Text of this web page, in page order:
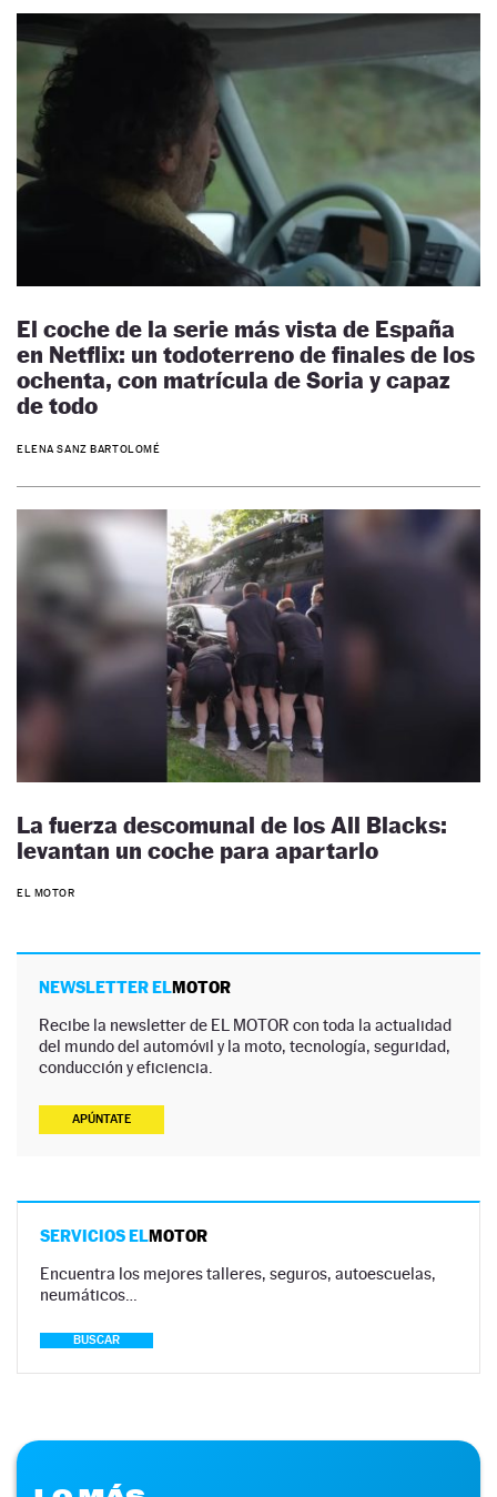
El coche de la serie más vista de España
en Netflix: un todoterreno de finales de los
ochenta, con matrícula de Soria y capaz
de todo
ELENA SANZ BARTOLOMÉ
La fuerza descomunal de los All Blacks:
levantan un coche para apartarlo
EL MOTOR
NEWSLETTER ELMOTOR
Recibe la newsletter de EL MOTOR con toda la actualidad
del mundo del automóvil y la moto, tecnología, seguridad,
conducción y eficiencia.
APÚNTATE
SERVICIOS ELMOTOR
Encuentra los mejores talleres, seguros, autoescuelas,
neumáticos…
BUSCAR